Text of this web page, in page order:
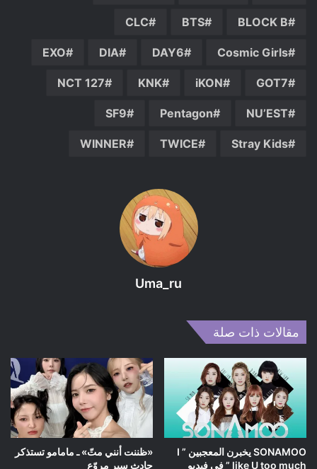
BLOCK B
BTS
CLC
Cosmic Girls
DAY6
DIA
EXO
GOT7
iKON
KNK
NCT 127
NU’EST
Pentagon
SF9
Stray Kids
TWICE
WINNER
Uma_ru
مقالات ذات صلة
SONAMOO يخبرن المعجبين ” I
like U too much ” في فيديو
«ظننت أنني متّ» ـ مامامو تستذكر
حادث سير مروّع